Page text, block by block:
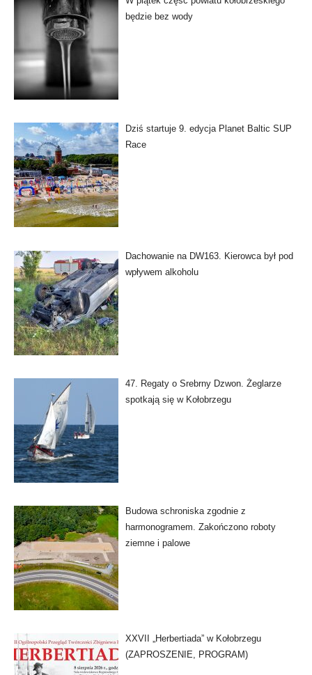
będzie bez wody
Dziś startuje 9. edycja Planet Baltic SUP
Race
Dachowanie na DW163. Kierowca był pod
wpływem alkoholu
47. Regaty o Srebrny Dzwon. Żeglarze
spotkają się w Kołobrzegu
Budowa schroniska zgodnie z
harmonogramem. Zakończono roboty
ziemne i palowe
XXVII „Herbertiada” w Kołobrzegu
(ZAPROSZENIE, PROGRAM)